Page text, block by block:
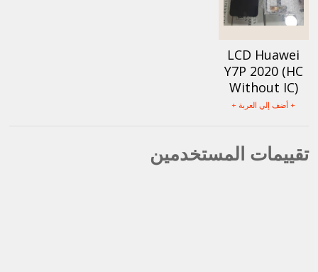
LCD Huawei
Y7P 2020 (HC
Without IC)
+ أضف إلي العربة +
تقييمات المستخدمين